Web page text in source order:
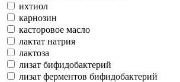
ихтиол
карнозин
касторовое масло
лактат натрия
лактоза
лизат бифидобактерий
лизат ферментов бифидобактерий